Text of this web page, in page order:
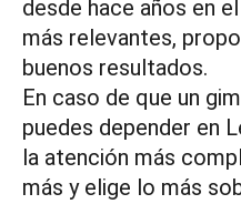
desde hace años en
más relevantes,
buenos resultados.
En caso de que un
puedes depender en
la atención más
más y elige lo más